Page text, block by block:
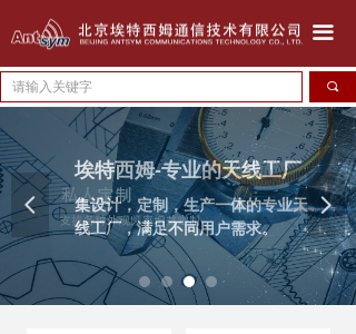
끀
北京埃特西姆---只为生产好天线！！！
公司简介
产品中心
天线定做
联系我们
公司动态
埃特西姆-专业的天线工厂
集设计，定制，生产一体的专业天
线工厂，满足不同用户需求。
넳 넲
끠